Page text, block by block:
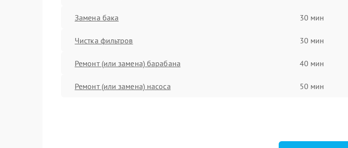
Замена бака 30 мин
Чистка фильтров 30 мин
Ремонт (или замена) барабана 40 мин
Ремонт (или замена) насоса 50 мин